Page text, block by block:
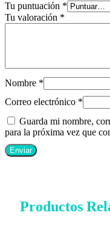
Tu puntuación *
Tu valoración *
Nombre *
Correo electrónico *
Guarda mi nombre,
para la próxima vez que
Productos